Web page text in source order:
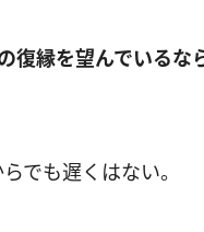
縁を望んでいるな
でも遅くはない。